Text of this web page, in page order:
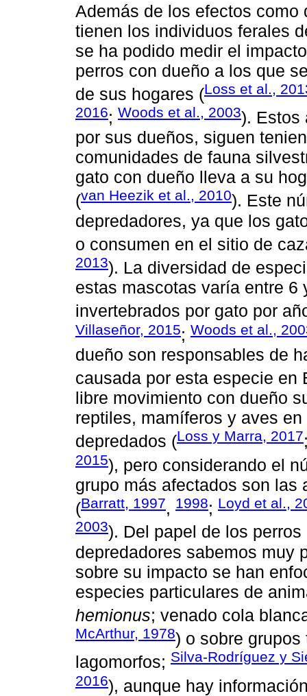
Además de los efectos
tienen los individuos ferales
se ha podido medir el
perros con dueño a los que
de sus hogares (Loss et al.,
2016; Woods et al., 2003). Estos
por sus dueños, siguen
comunidades de fauna
gato con dueño lleva a su
(van Heezik et al., 2010). Este
depredadores, ya que los
o consumen en el sitio de
2013). La diversidad de
estas mascotas varía entre 6
invertebrados por gato por
Villaseñor, 2015; Woods et al.,
dueño son responsables de
causada por esta especie en
libre movimiento con dueño
reptiles, mamíferos y aves
depredados (Loss y Marra, 2017
2015), pero considerando el
grupo más afectados son
(Barratt, 1997, 1998; Loyd et al.,
2003). Del papel de los
depredadores sabemos muy
sobre su impacto se han
especies particulares de
hemionus; venado cola
McArthur, 1978) o sobre
lagomorfos; Silva-Rodríguez y
2016), aunque hay